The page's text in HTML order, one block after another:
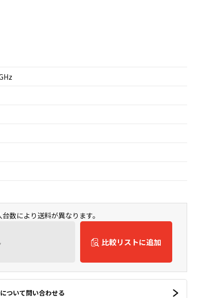
により送料が異なります。
比較リストに追加
ついて問い合わせる